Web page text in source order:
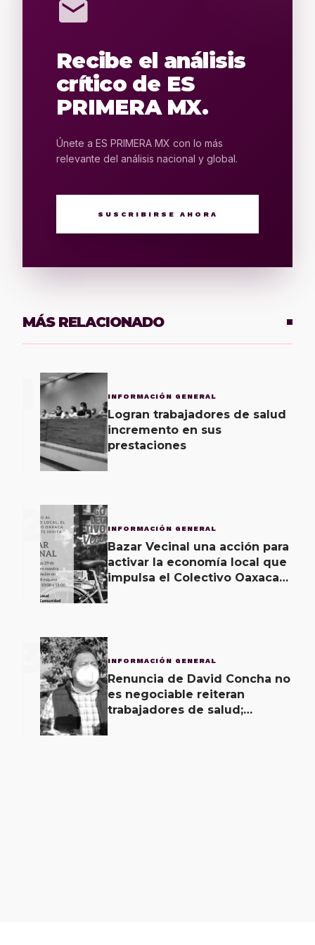
mail
Recibe el análisis
crítico de ES
PRIMERA MX.
Únete a ES PRIMERA MX con lo más
relevante del análisis nacional y global.
SUSCRIBIRSE AHORA
MÁS RELACIONADO
INFORMACIÓN GENERAL
Logran trabajadores de salud
incremento en sus
prestaciones
2 INFORMACIÓN GENERAL
Bazar Vecinal una acción para
activar la economía local que
impulsa el Colectivo Oaxaca
3 INFORMACIÓN GENERAL
Renuncia de David Concha no
es negociable reiteran
trabajadores de salud;